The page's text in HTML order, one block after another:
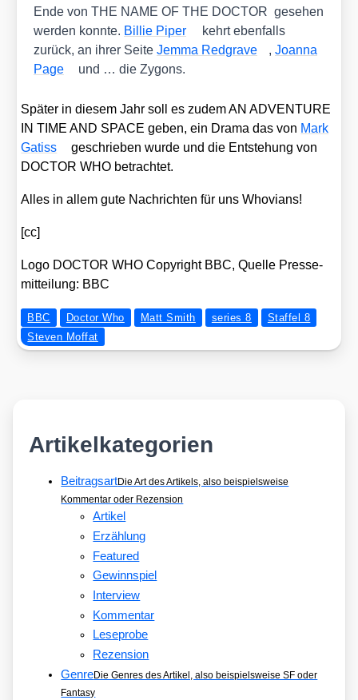
Ende von THE NAME OF THE DOCTOR gese­hen
wer­den konn­te. Bil­lie Piper
kehrt eben­falls
zurück, an ihrer Sei­teJem­ma Red­gra­ve ,Joan­na
Page
und … die Zygons.
Spä­ter in die­sem Jahr soll es zudem AN ADVENTURE
IN TIME AND SPACE geben, ein Dra­ma das von Mark
Gatiss
geschrie­ben wur­de und die Ent­ste­hung von
DOCTOR WHO betrach­tet.
Alles in allem gute Nach­rich­ten für uns Who­vi­ans!
[cc]
Logo DOCTOR WHO Copy­right BBC, Quel­le Pres­se­
mit­tei­lung: BBC
BBC Doctor Who Matt Smith series 8
Staffel 8
Steven Moffat
Artikelkategorien
BeitragsartDie Art des Artikels, also beispielsweise
Kommentar oder Rezension
Artikel
Erzählung
Featured
Gewinnspiel
Interview
Kommentar
Leseprobe
Rezension
GenreDie Genres des Artikel, also beispielsweise SF oder
Fantasy